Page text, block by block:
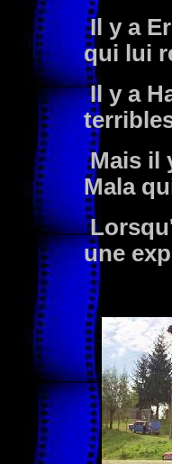
Il y a
qui lui
Il y a
Mais il
Mala
une